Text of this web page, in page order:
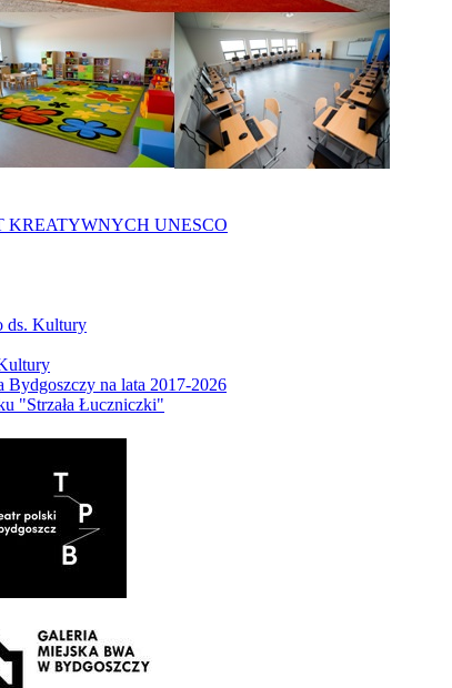
KREATYWNYCH UNESCO
ds. Kultury
na lata 2017-2026
"Strzała Łuczniczki"